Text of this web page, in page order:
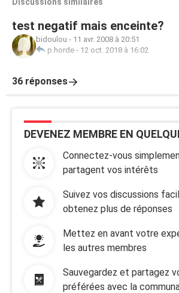
test negatif mais enceinte?
bidoulou - 11 avr. 2008 à 20:51
p.horde - 12 oct. 2018 à 16:02
36 réponses
DEVENEZ MEMBRE EN
Connectez-vous
partagent vos intérêts
Suivez vos discussions
obtenez plus de réponses
Mettez en avant votre
les autres membres
Sauvegardez et partagez
préférées avec la